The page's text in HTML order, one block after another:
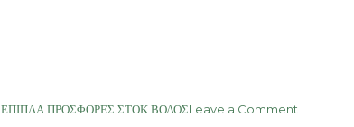
ΕΠΙΠΛΑ ΠΡΟΣΦΟΡΕΣ ΣΤΟΚ ΒΟΛΟΣLeave a Comment